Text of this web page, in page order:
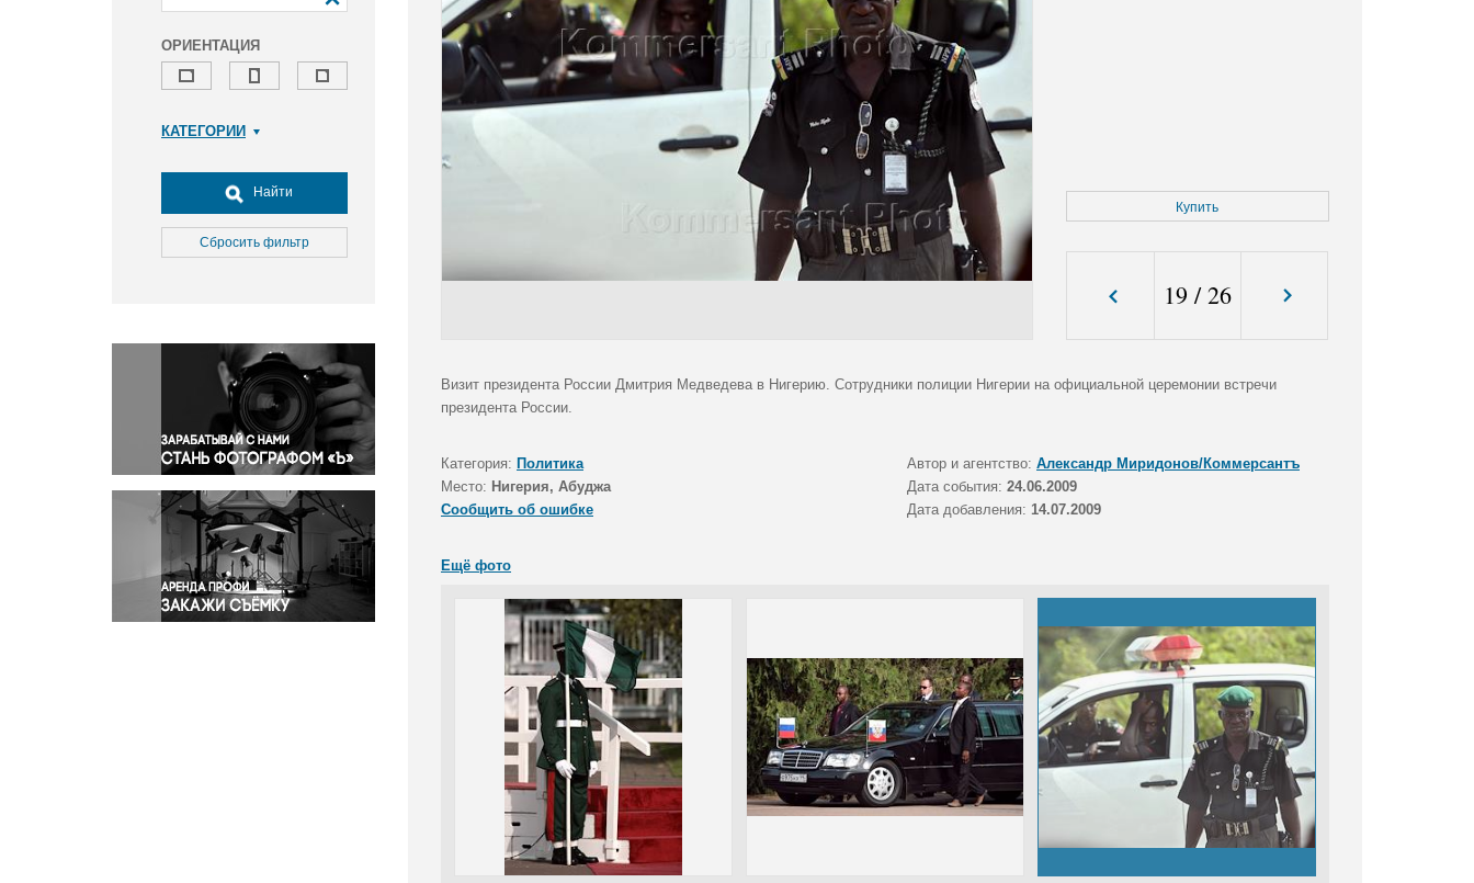
ОРИЕНТАЦИЯ
КАТЕГОРИИ
Досуг, туризм и отдых
Культура
Медицина
Окружающая среда
Политика
Правосудие
Происшествия и конфликты
Религия
Светская жизнь
Спорт
Экология
Экономика и бизнес
Найти
Сбросить фильтр
Купить
19 /26
Визит президента России Дмитрия Медведева в Нигерию. Сотрудники полиции Нигерии на официальной церемонии встречи
президента России.
Категория: Политика Автор и агентство: Александр Миридонов/Коммерсантъ
Место: Нигерия, Абуджа Дата события: 24.06.2009
Сообщить об ошибке
Дата добавления: 14.07.2009
Ещё фото